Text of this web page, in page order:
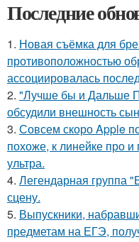
Последние
1. Новая съёмка для
противоположностью
ассоциировалась
2. "Лучше бы и Дальше
обсудили внешность
3. Совсем скоро Apple
похоже, к линейке про
ультра.
4. Легендарная группа
сцену.
5. Выпускники,
предметам на ЕГЭ,